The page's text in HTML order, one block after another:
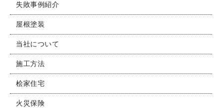
失敗事例紹介
屋根塗装
当社について
施工方法
桧家住宅
火災保険